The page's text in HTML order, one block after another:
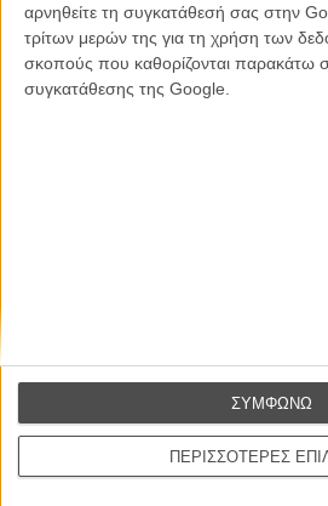
αρνηθείτε τη συγκατάθεσή σας στην
τρίτων μερών της για τη χρήση των
σκοπούς που καθορίζονται παρακάτω
συγκατάθεσης της Google.
ΠΕΡΙΣΣΟΤΕΡΕΣ
ΣΥΜΦΩΝΩ
Εγγράψου στο εβδομαδιαίο newsletter μας.